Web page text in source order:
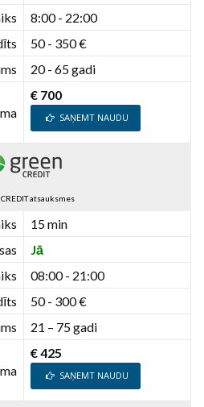
8:00 - 22:00
50 - 350 €
20 - 65 gadi
€ 700
SAŅEMT NAUDU
atsauksmes
15 min
Jā
08:00 - 21:00
50 - 300 €
21 – 75 gadi
€ 425
SAŅEMT NAUDU